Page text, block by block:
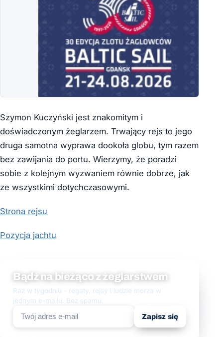
Szymon Kuczyński jest znakomitym i
doświadczonym żeglarzem. Trwający rejs to jego
druga samotna wyprawa dookoła globu, tym razem
bez zawijania do portu. Wierzymy, że poradzi
sobie z kolejnym wyzwaniem równie dobrze, jak
ze wszystkimi dotychczasowymi.
Strona rejsu
Pozycja jachtu
Bądź na bieżąco z żeglarstwem
Raz w tygodniu - regaty, rejsy i ludzie morza w
jednym e-mailu. Bez spamu.
Zapisz się